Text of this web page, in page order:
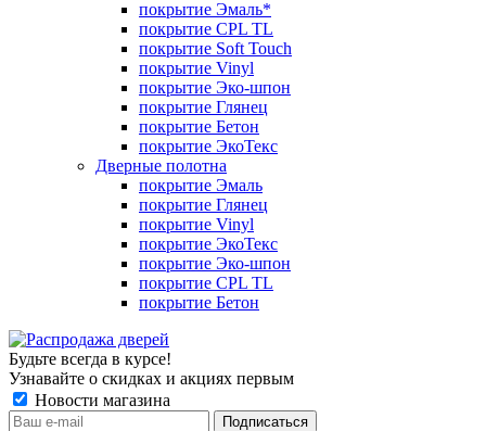
покрытие Эмаль*
покрытие CPL TL
покрытие Soft Touch
покрытие Vinyl
покрытие Эко-шпон
покрытие Глянец
покрытие Бетон
покрытие ЭкоТекс
Дверные полотна
покрытие Эмаль
покрытие Глянец
покрытие Vinyl
покрытие ЭкоТекс
покрытие Эко-шпон
покрытие CPL TL
покрытие Бетон
Будьте всегда в курсе!
Узнавайте о скидках и акциях первым
Новости магазина